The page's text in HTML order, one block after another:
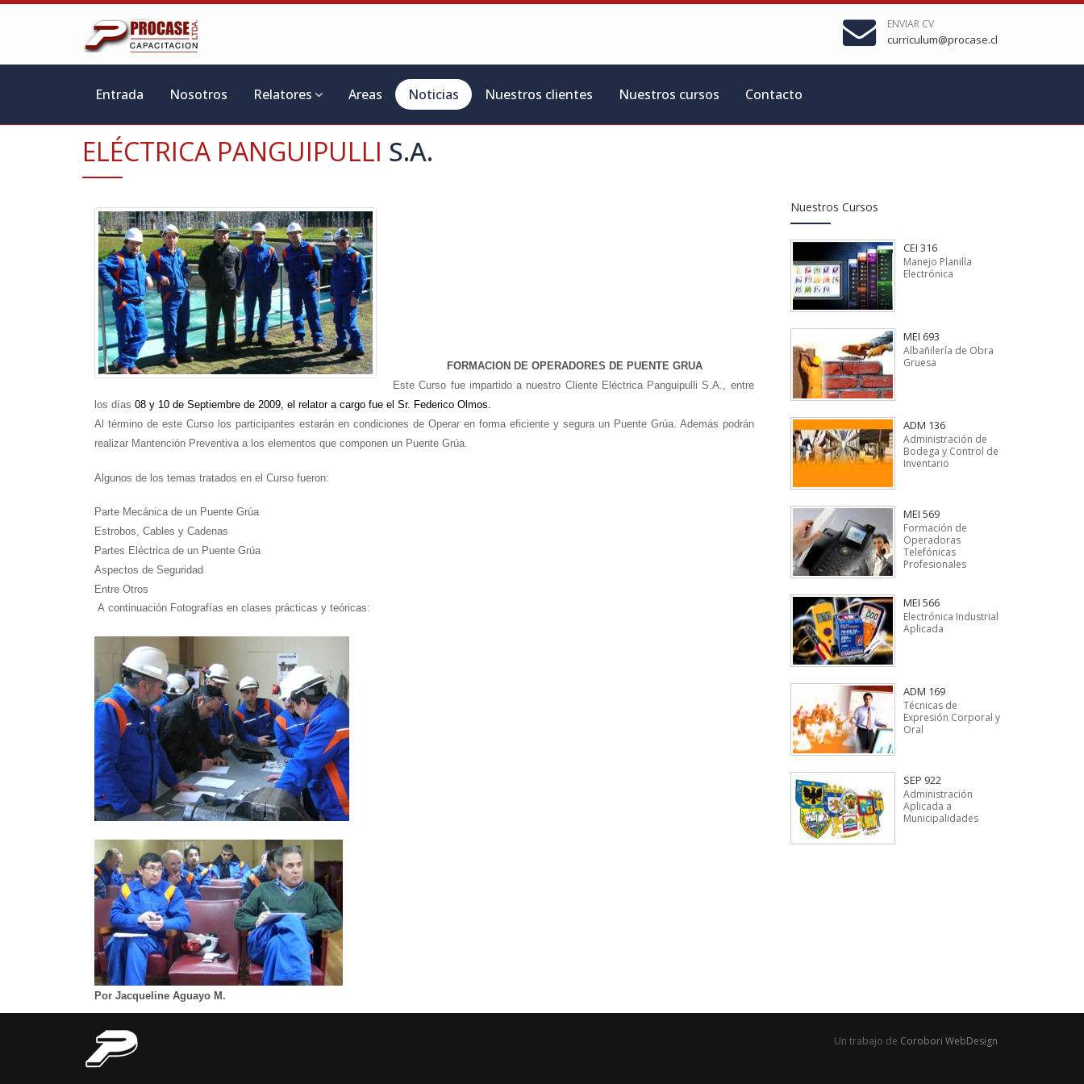
ENVIAR CV
curriculum@procase.cl
Entrada Nosotros Relatores Areas Noticias Nuestros clientes Nuestros cursos Contacto
ELÉCTRICA PANGUIPULLI S.A.
FORMACION DE OPERADORES DE PUENTE GRUA
Este Curso fue impartido a nuestro Cliente Eléctrica Panguipulli S.A., entre
los días 08 y 10 de Septiembre de 2009, el relator a cargo fue el Sr. Federico Olmos.
Al término de este Curso los participantes estarán en condiciones de Operar en forma eficiente y segura un Puente Grúa. Además podrán
realizar Mantención Preventiva a los elementos que componen un Puente Grúa.
Algunos de los temas tratados en el Curso fueron:
Parte Mecánica de un Puente Grúa
Estrobos, Cables y Cadenas
Partes Eléctrica de un Puente Grúa
Aspectos de Seguridad
Entre Otros
A continuación Fotografías en clases prácticas y teóricas:
Por Jacqueline Aguayo M.
Nuestros Cursos
CEI 316
Manejo Planilla
Electrónica
MEI 693
Albañilería de Obra
Gruesa
ADM 136
Administración de
Bodega y Control de
Inventario
MEI 569
Formación de
Operadoras
Telefónicas
Profesionales
MEI 566
Electrónica Industrial
Aplicada
ADM 169
Técnicas de
Expresión Corporal y
Oral
SEP 922
Administración
Aplicada a
Municipalidades
Un trabajo de Corobori WebDesign